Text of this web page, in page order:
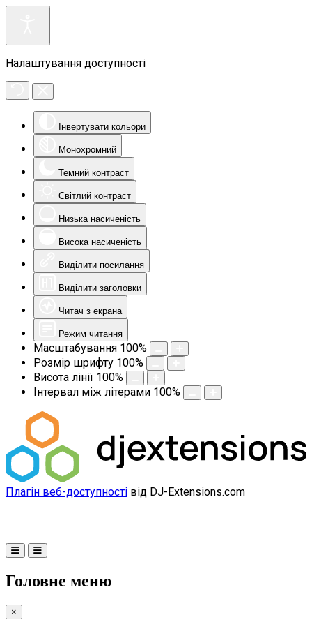
Налаштування доступності
Інвертувати кольори
Монохромний
Темний контраст
Світлий контраст
Низька насиченість
Висока насиченість
Виділити посилання
Виділити заголовки
Читач з екрана
Режим читання
Масштабування 100%
Розмір шрифту 100%
Висота лінії 100%
Інтервал між літерами 100%
Плагін веб-доступності від DJ-Extensions.com
Головне меню
×